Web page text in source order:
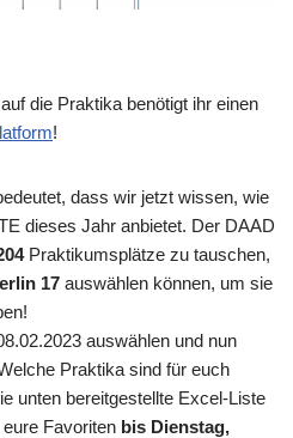
die Praktika benötigt ihr einen
!
dass wir jetzt wissen, wie
dieses Jahr anbietet. Der DAAD
Praktikumsplätze zu tauschen,
17 auswählen können, um sie
auswählen und nun
Praktika sind für euch
unten bereitgestellte Excel-Liste
Favoriten bis Dienstag,